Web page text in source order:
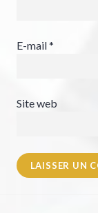
E-mail*
Site web